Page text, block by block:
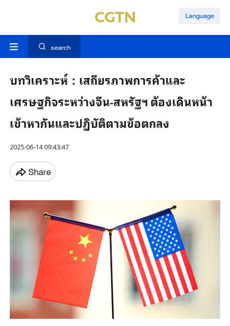
Language
search
บทวิเคราะห์：เสถียรภาพการค้าและ
เศรษฐกิจระหว่างจีน-สหรัฐฯ ต้องเดินหน้า
เข้าหากันและปฏิบัติตามข้อตกลง
2025-06-14 09:43:47
Share